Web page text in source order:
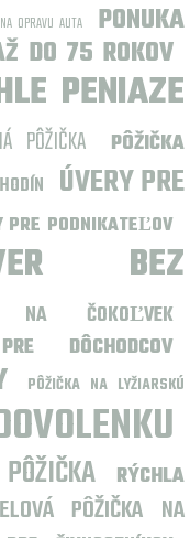
OPRAVU AUTA
PONUKA
DO 75 ROKOV
PENIAZE
PÔŽIČKA
PÔŽIČKA
ÚVERY PRE
PRE PODNIKATEĽOV
BEZ
NA ČOKOĽVEK
DÔCHODCOV
PÔŽIČKA NA LYŽIARSKÚ
RÝCHLA
PÔŽIČKA NA